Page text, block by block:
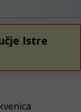
Istre